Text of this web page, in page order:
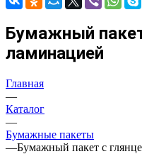
Бумажный
ламинацией
Главная
—
Каталог
—
Бумажные пакеты
—Бумажный пакет с